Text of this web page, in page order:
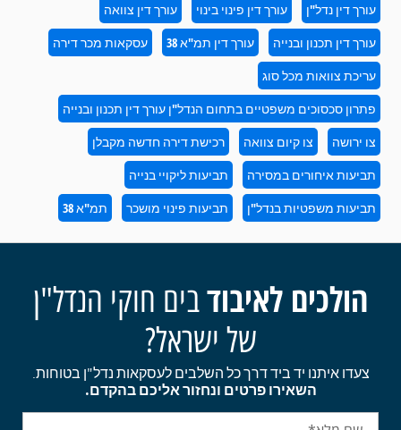
עורך דין נדל"ן
עורך דין פינוי בינוי
עורך דין צוואה
עורך דין תכנון ובנייה
עורך דין תמ"א 38
עסקאות מכר דירה
עריכת צוואות מכל סוג
פתרון סכסוכים משפטיים בתחום הנדל"ן עורך דין תכנון ובנייה
צו ירושה
צו קיום צוואה
רכישת דירה חדשה מקבלן
תביעות איחורים במסירה
תביעות ליקויי בנייה
תביעות משפטיות בנדל"ן
תביעות פינוי מושכר תמ"א 38
הולכים לאיבודבים חוקי הנדל"ן
של ישראל?
צעדו איתנו יד ביד דרך כל השלבים לעסקאות נדל"ן בטוחות.
השאירו פרטים ונחזור אליכם בהקדם.